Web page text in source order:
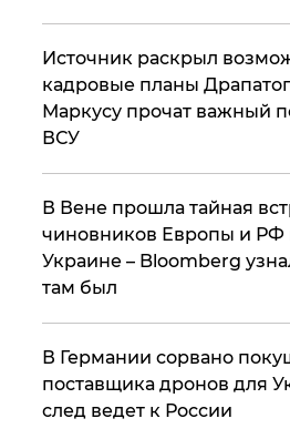
​Источник раскрыл
кадровые планы
Маркусу прочат важный
ВСУ
В Вене прошла тайная
чиновников Европы и РФ
Украине – Bloomberg
там был
​В Германии сорвано
поставщика дронов для
след ведет к России